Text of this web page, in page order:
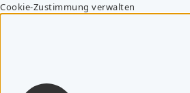
Cookie-Zustimmung verwalten